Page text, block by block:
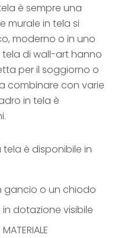
è sempre una
murale in tela si
moderno o in uno
tela di wall-art hanno
per il soggiorno o
combinare con varie
in tela è
è disponibile in
gancio o un chiodo
dotazione visibile